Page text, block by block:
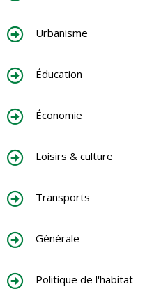
Urbanisme
Éducation
Économie
Loisirs & culture
Transports
Générale
Politique de l'habitat